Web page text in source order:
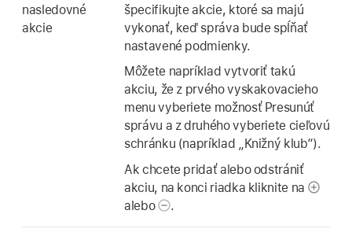
nasledovné
akcie
špecifikujte akcie, ktoré sa majú
vykonať, keď správa bude spĺňať
nastavené podmienky.
Môžete napríklad vytvoriť takú
akciu, že z prvého vyskakovacieho
menu vyberiete možnosť Presunúť
správu a z druhého vyberiete cieľovú
schránku (napríklad „Knižný klub“).
Ak chcete pridať alebo odstrániť
akciu, na konci riadka kliknite na
alebo
.